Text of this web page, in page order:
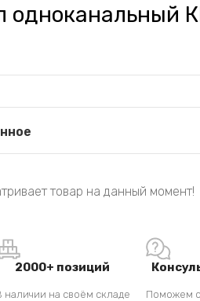
одноканальный
товар на данный момент!
2000+ позиций
наличии на своём складе Поможем